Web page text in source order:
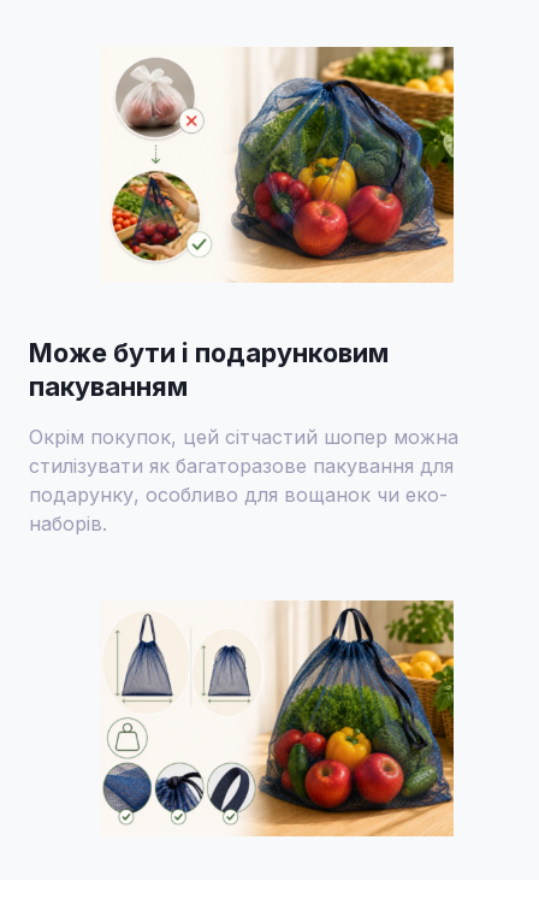
Може бути і подарунковим
пакуванням
Окрім покупок, цей сітчастий шопер можна
стилізувати як багаторазове пакування для
подарунку, особливо для вощанок чи еко-
наборів.